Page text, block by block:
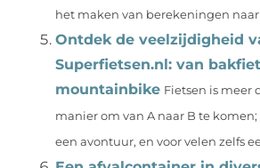
het maken van berekeningen
Ontdek de veelzijdigheid
Superfietsen.nl: van
mountainbike Fietsen is meer
manier om van A naar B te komen;
een avontuur, en voor velen zelfs